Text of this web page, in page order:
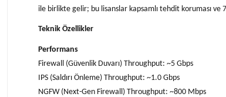
ile birlikte gelir; bu lisanslar kapsamlı tehdit koruması ve
Teknik Özellikler
Performans
Firewall (Güvenlik Duvarı) Throughput: ~5 Gbps
IPS (Saldırı Önleme) Throughput: ~1.0 Gbps
NGFW (Next-Gen Firewall) Throughput: ~800 Mbps